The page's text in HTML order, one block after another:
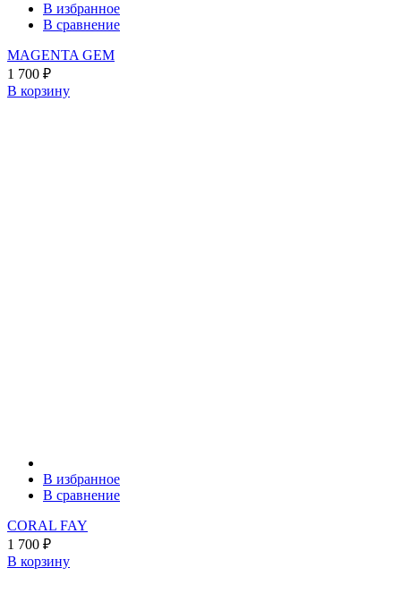
В избранное
В сравнение
MAGENTA GEM
1 700 ₽
В корзину
В избранное
В сравнение
CORAL FAY
1 700 ₽
В корзину